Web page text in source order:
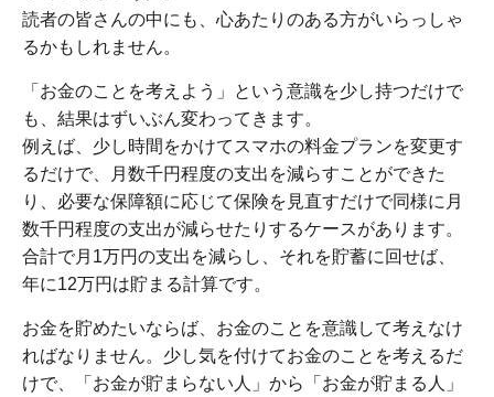
読者の皆さんの中にも、心あたりのある方がいらっしゃ
るかもしれません。
「お金のことを考えよう」という意識を少し持つだけで
も、結果はずいぶん変わってきます。
例えば、少し時間をかけてスマホの料金プランを変更す
るだけで、月数千円程度の支出を減らすことができた
り、必要な保障額に応じて保険を見直すだけで同様に月
数千円程度の支出が減らせたりするケースがあります。
合計で月1万円の支出を減らし、それを貯蓄に回せば、
年に12万円は貯まる計算です。
お金を貯めたいならば、お金のことを意識して考えなけ
ればなりません。少し気を付けてお金のことを考えるだ
けで、「お金が貯まらない人」から「お金が貯まる人」